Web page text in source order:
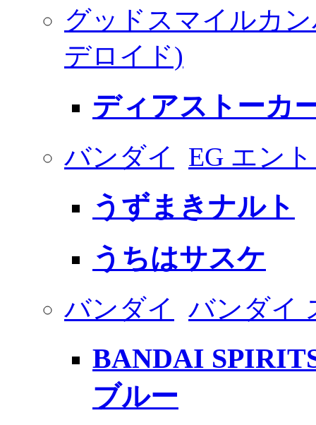
グッドスマイルカ
デロイド)
ディアストーカ
バンダイ EG エン
うずまきナルト
うちはサスケ
バンダイ バンダイ
BANDAI
ブルー